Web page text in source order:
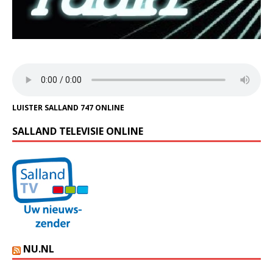
LUISTER SALLAND 747 ONLINE
SALLAND TELEVISIE ONLINE
NU.NL